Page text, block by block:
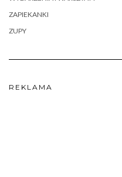
ZAPIEKANKI
ZUPY
REKLAMA